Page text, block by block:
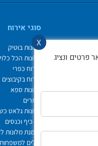
X
פרטים ונציג
סוגי אירוח
מלונות בוטיק
מלונות הכל
אירוח כפרי
אירוח בקיבוצים
מלונות ספא
צימרים
מלונות גלאט
ימי כיף וכנסים
הזמנת מלונות
דילים למשפחות